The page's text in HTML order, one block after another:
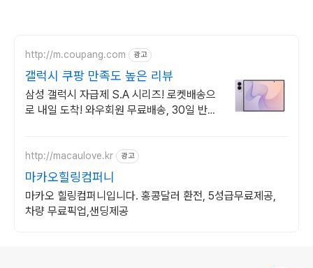
http://m.coupang.com 광고
갤럭시 쿠팡 만족도 높은 리뷰
삼성 갤럭시 자급제 S.A 시리즈! 로켓배송으
로 내일 도착! 와우회원 무료배송, 30일 반
http://macaulove.kr 광고
마카오힐링컴퍼니
마카오 힐링컴퍼니입니다. 홍콩달러 환전, 5성급무료제공,
차량 무료픽업,샌딩제공